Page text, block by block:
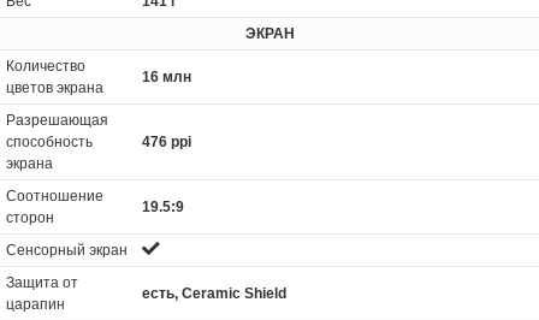
ЭКРАН
Количество
цветов экрана
16 млн
Разрешающая
способность
экрана
476 ppi
Соотношение
сторон
19.5:9
Сенсорный экран
Защита от
царапин
есть, Ceramic Shield